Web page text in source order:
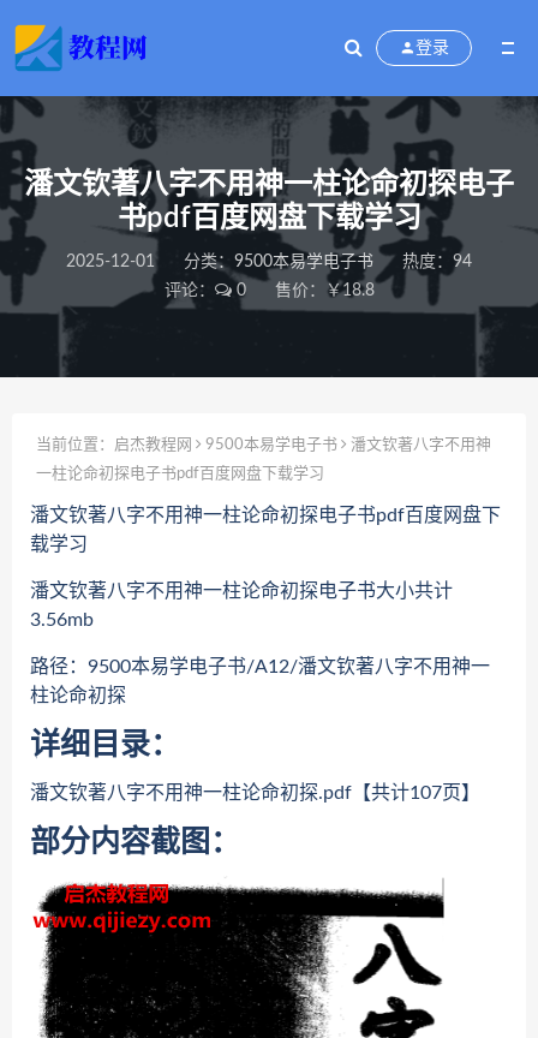
登录
潘文钦著八字不用神一柱论命初探电子
书pdf百度网盘下载学习
2025-12-01 分类： 9500本易学电子书
热度：94
评论：
0 售价：￥18.8
当前位置： 启杰教程网 9500本易学电子书
潘文钦著八字不用神
一柱论命初探电子书pdf百度网盘下载学习
潘文钦著八字不用神一柱论命初探电子书pdf百度网盘下
载学习
潘文钦著八字不用神一柱论命初探电子书大小共计
3.56mb
路径：9500本易学电子书/A12/潘文钦著八字不用神一
柱论命初探
详细目录：
潘文钦著八字不用神一柱论命初探.pdf【共计107页】
部分内容截图：